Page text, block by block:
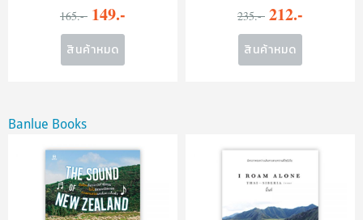
165.- 149.-
สินค้าหมด
235.- 212.-
สินค้าหมด
Banlue Books